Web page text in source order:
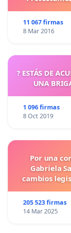
11 067 firmas
8 Mar 2016
? ESTÁS DE
UNA
1 096 firmas
8 Oct 2019
Por una
Gabriela
cambios
205 523 firmas
14 Mar 2025